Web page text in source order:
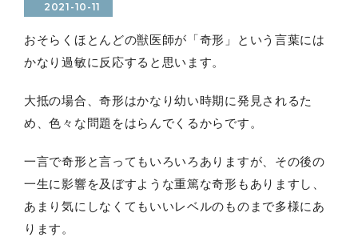
2021-10-11
おそらくほとんどの獣医師が「奇形」という言葉には
かなり過敏に反応すると思います。
大抵の場合、奇形はかなり幼い時期に発見されるた
め、色々な問題をはらんでくるからです。
一言で奇形と言ってもいろいろありますが、その後の
一生に影響を及ぼすような重篤な奇形もありますし、
あまり気にしなくてもいいレベルのものまで多様にあ
ります。